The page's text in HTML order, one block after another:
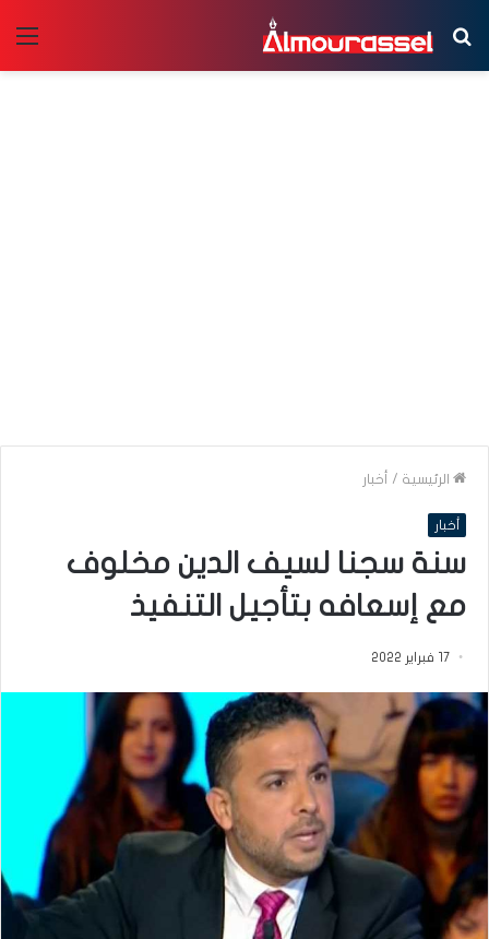
بحث
عن
الرئيسية / أخبار
أخبار
سنة سجنا لسيف الدين مخلوف
مع إسعافه بتأجيل التنفيذ
17 فبراير 2022